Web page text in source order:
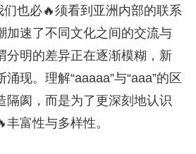
也必🔥须看到亚洲内部的联系
加速了不同文化之间的交流与
分明的差异正在逐渐模糊，新
现。理解“aaaaa”与“aaa”的区
隔阂，而是为了更深刻地认识
富性与多样性。